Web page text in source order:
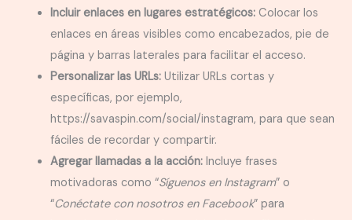
Incluir enlaces en lugares estratégicos:Colocar los
enlaces en áreas visibles como encabezados, pie de
página y barras laterales para facilitar el acceso.
Personalizar las URLs:Utilizar URLs cortas y
específicas, por ejemplo,
https://savaspin.com/social/instagram, para que sean
fáciles de recordar y compartir.
Agregar llamadas a la acción:Incluye frases
motivadoras como “Síguenos en Instagram” o
“Conéctate con nosotros en Facebook” para